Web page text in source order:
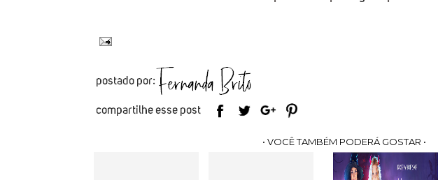
• VOCÊ TAMBÉM PODERÁ GOSTAR •